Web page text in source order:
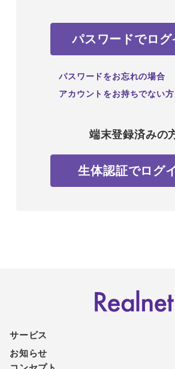
パスワードでログ
パスワードをお忘れの場合
アカウントをお持ちでない
端末登録済みの
生体認証でログ
サービス
お知らせ